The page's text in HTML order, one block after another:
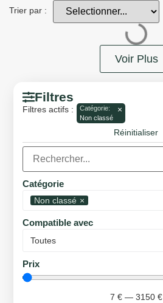
Filtres
Filtres actifs : Catégorie:
Non classé
×
Réinitialiser
Catégorie
Non classé ×
Compatible avec
Toutes
Prix
7 €— 3150 €
Trier par :
Voir Plus